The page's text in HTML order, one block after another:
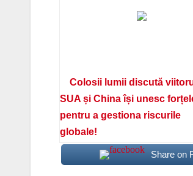
Colosii lumii discută
SUA și China își unesc
pentru a gestiona riscurile
globale!
Share on